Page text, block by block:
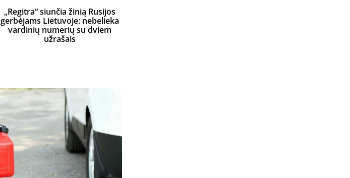
„Regitra“ siunčia žinią Rusijos
gerbėjams Lietuvoje: nebelieka
vardinių numerių su dviem
užrašais